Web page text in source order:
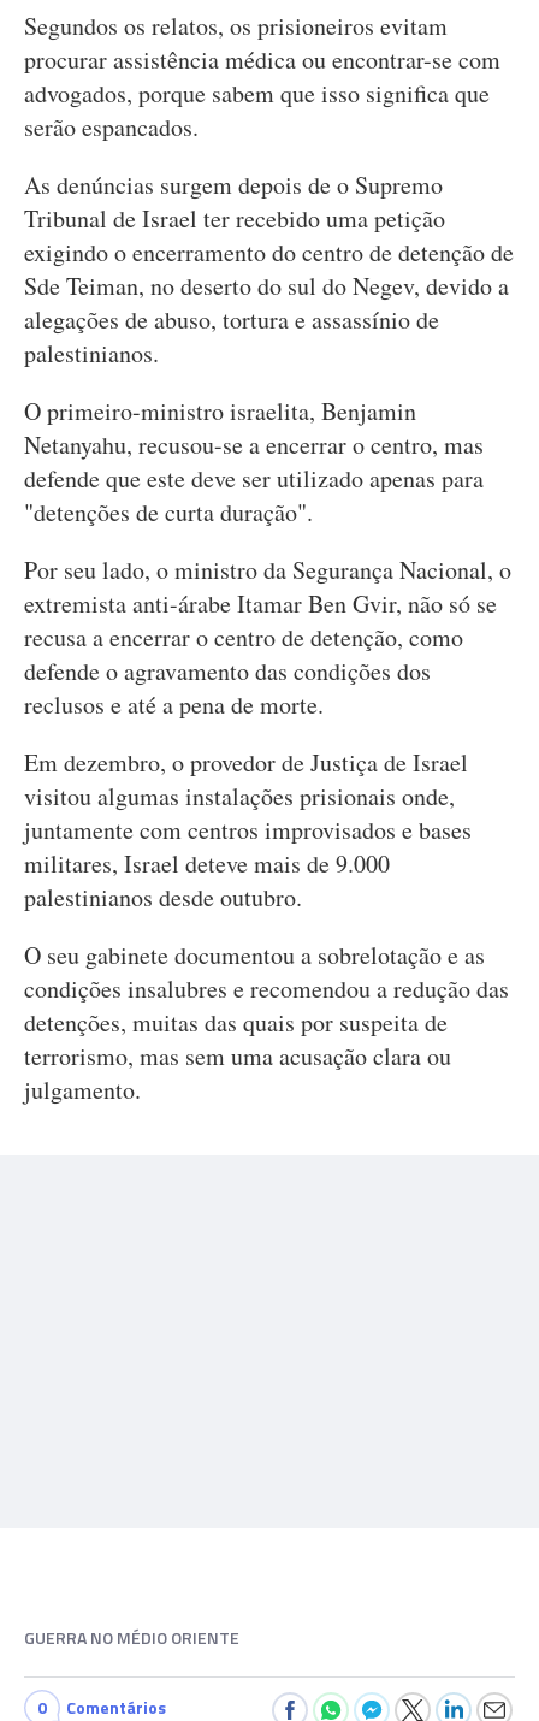
Segundos os relatos, os prisioneiros evitam
procurar assistência médica ou encontrar-se com
advogados, porque sabem que isso significa que
serão espancados.
As denúncias surgem depois de o Supremo
Tribunal de Israel ter recebido uma petição
exigindo o encerramento do centro de detenção de
Sde Teiman, no deserto do sul do Negev, devido a
alegações de abuso, tortura e assassínio de
palestinianos.
O primeiro-ministro israelita, Benjamin
Netanyahu, recusou-se a encerrar o centro, mas
defende que este deve ser utilizado apenas para
"detenções de curta duração".
Por seu lado, o ministro da Segurança Nacional, o
extremista anti-árabe Itamar Ben Gvir, não só se
recusa a encerrar o centro de detenção, como
defende o agravamento das condições dos
reclusos e até a pena de morte.
Em dezembro, o provedor de Justiça de Israel
visitou algumas instalações prisionais onde,
juntamente com centros improvisados e bases
militares, Israel deteve mais de 9.000
palestinianos desde outubro.
O seu gabinete documentou a sobrelotação e as
condições insalubres e recomendou a redução das
detenções, muitas das quais por suspeita de
terrorismo, mas sem uma acusação clara ou
julgamento.
GUERRA NO MÉDIO ORIENTE
0 Comentários